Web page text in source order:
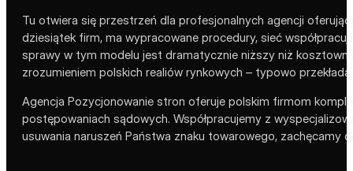
Tu otwiera się przestrzeń dla profesjonalnych agencji
dziesiątek firm, ma wypracowane procedury, sieć
sprawy w tym modelu jest dramatycznie niższy niż
zrozumieniem polskich realiów rynkowych – typowo
Agencja Pozycjonowanie stron oferuje polskim firmom
postępowaniach sądowych. Współpracujemy z
usuwania naruszeń Państwa znaku towarowego,